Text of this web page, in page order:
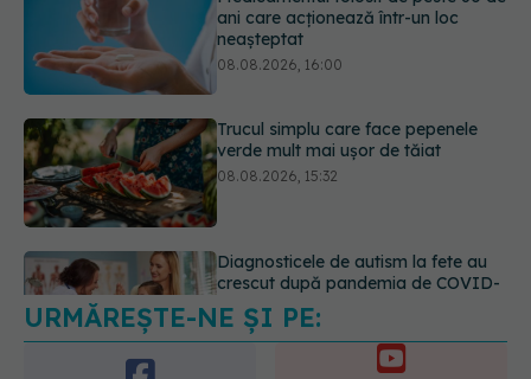
Trucul simplu care face pepenele
verde mult mai ușor de tăiat
08.08.2026, 15:32
Diagnosticele de autism la fete au
crescut după pandemia de COVID-
19
Microplasticele pot traversa bariera
placentară și modifica hormonii
08.08.2026, 18:00
URMĂREȘTE-NE ȘI PE:
URMĂRITORI 6560
ABONAȚI